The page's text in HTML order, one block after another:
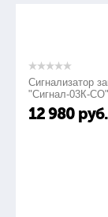
Сигнализатор
"Сигнал-03К-СО"
12 980 руб.